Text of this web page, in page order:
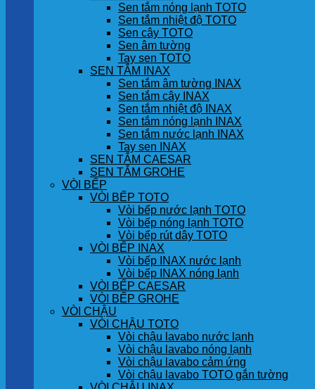
Sen tắm nóng lạnh TOTO
Sen tắm nhiệt độ TOTO
Sen cây TOTO
Sen âm tường
Tay sen TOTO
SEN TẮM INAX
Sen tắm âm tường INAX
Sen tắm cây INAX
Sen tắm nhiệt độ INAX
Sen tắm nóng lạnh INAX
Sen tắm nước lạnh INAX
Tay sen INAX
SEN TẮM CAESAR
SEN TẮM GROHE
VÒI BẾP
VÒI BẾP TOTO
Vòi bếp nước lạnh TOTO
Vòi bếp nóng lạnh TOTO
Vòi bếp rút dây TOTO
VÒI BẾP INAX
Vòi bếp INAX nước lạnh
Vòi bếp INAX nóng lạnh
VÒI BẾP CAESAR
VÒI BẾP GROHE
VÒI CHẬU
VÒI CHẬU TOTO
Vòi chậu lavabo nước lạnh
Vòi chậu lavabo nóng lạnh
Vòi chậu lavabo cảm ứng
Vòi chậu lavabo TOTO gắn tường